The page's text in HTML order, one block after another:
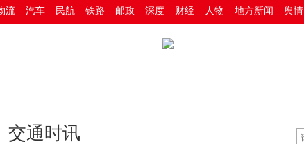
流 汽车 民航 铁路 邮政 深度 财经 人物 地方新闻 舆情
交通时讯